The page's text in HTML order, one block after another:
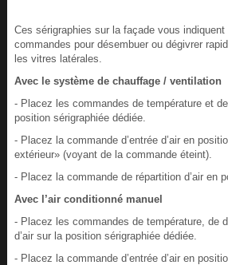
Ces sérigraphies sur la façade vous
commandes pour désembuer ou dégivrer
les vitres latérales.
Avec le système de chauffage / ventilation
- Placez les commandes de température et
position sérigraphiée dédiée.
- Placez la commande d’entrée d’air en
extérieur» (voyant de la commande éteint).
- Placez la commande de répartition d’air en
Avec l’air conditionné manuel
- Placez les commandes de température, de
d’air sur la position sérigraphiée dédiée.
- Placez la commande d’entrée d’air en